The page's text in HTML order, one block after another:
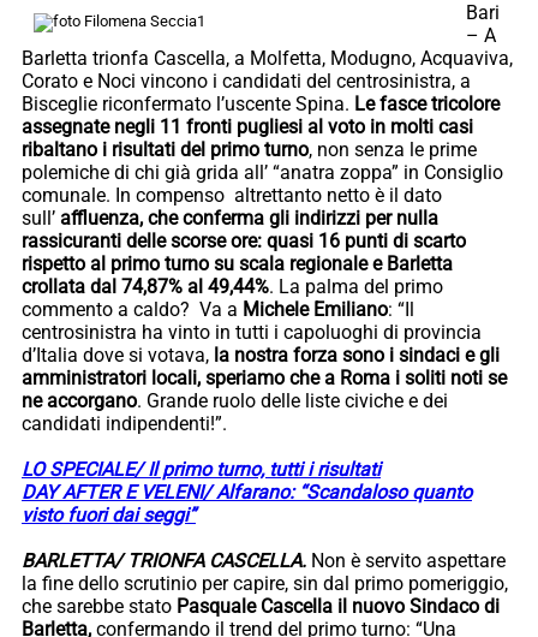
Bari
– A
Barletta trionfa Cascella, a Molfetta, Modugno, Acquaviva,
Corato e Noci vincono i candidati del centrosinistra, a
Bisceglie riconfermato l’uscente Spina. Le fasce tricolore
assegnate negli 11 fronti pugliesi al voto in molti casi
ribaltano i risultati del primo turno, non senza le prime
polemiche di chi già grida all’ “anatra zoppa” in Consiglio
comunale. In compenso altrettanto netto è il dato
sull’ affluenza, che conferma gli indirizzi per nulla
rassicuranti delle scorse ore: quasi 16 punti di scarto
rispetto al primo turno su scala regionale e Barletta
crollata dal 74,87% al 49,44%. La palma del primo
commento a caldo? Va a Michele Emiliano: “Il
centrosinistra ha vinto in tutti i capoluoghi di provincia
d’Italia dove si votava, la nostra forza sono i sindaci e gli
amministratori locali, speriamo che a Roma i soliti noti se
ne accorgano. Grande ruolo delle liste civiche e dei
candidati indipendenti!”.
LO SPECIALE/ Il primo turno, tutti i risultati
DAY AFTER E VELENI/ Alfarano: “Scandaloso quanto
visto fuori dai seggi”
BARLETTA/ TRIONFA CASCELLA. Non è servito aspettare
la fine dello scrutinio per capire, sin dal primo pomeriggio,
che sarebbe stato Pasquale Cascella il nuovo Sindaco di
Barletta, confermando il trend del primo turno: “Una